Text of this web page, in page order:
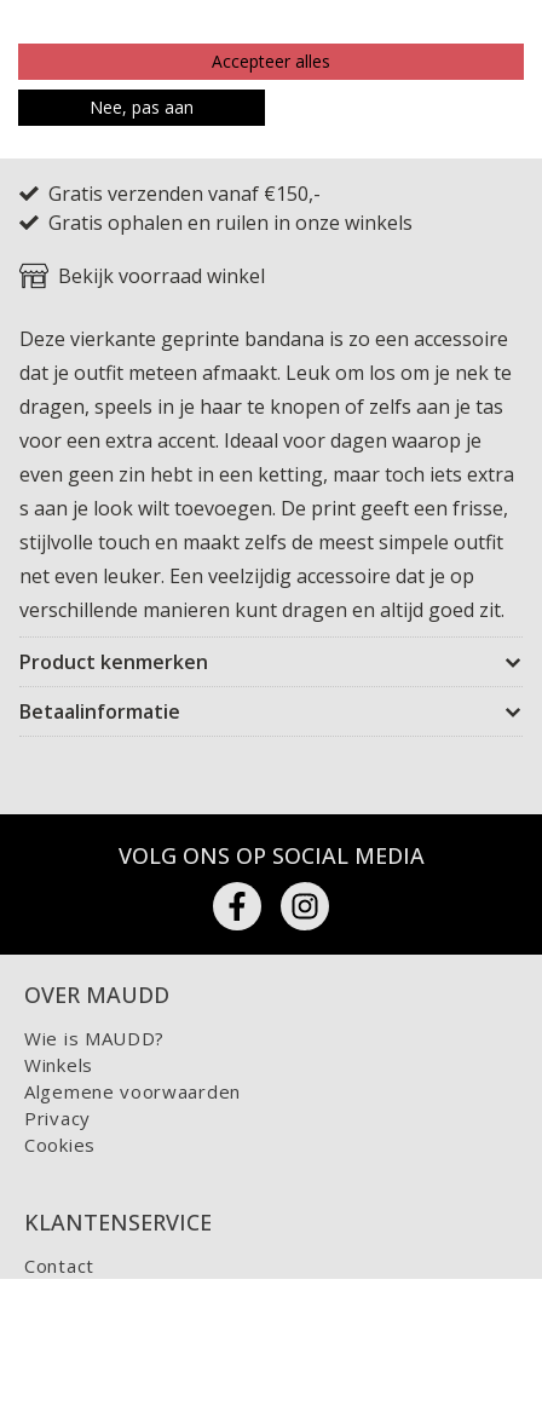
TOEVOEGEN AAN WINKELWAGEN
Gratis verzenden vanaf €150,-
Gratis ophalen en ruilen in onze winkels
Bekijk voorraad winkel
Deze vierkante geprinte bandana is zo een accessoire
dat je outfit meteen afmaakt. Leuk om los om je nek te
dragen, speels in je haar te knopen of zelfs aan je tas
voor een extra accent. Ideaal voor dagen waarop je
even geen zin hebt in een ketting, maar toch iets extra
s aan je look wilt toevoegen. De print geeft een frisse,
stijlvolle touch en maakt zelfs de meest simpele outfit
net even leuker. Een veelzijdig accessoire dat je op
verschillende manieren kunt dragen en altijd goed zit.
Product kenmerken
Betaalinformatie
VOLG ONS OP SOCIAL MEDIA
OVER MAUDD
Wie is MAUDD?
Winkels
Algemene voorwaarden
Privacy
Cookies
KLANTENSERVICE
Contact
Accepteer alles
Nee, pas aan